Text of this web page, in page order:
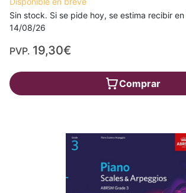
Sin stock. Si se pide hoy, se estima recibir
14/08/26
PVP. 19,30€
Comprar